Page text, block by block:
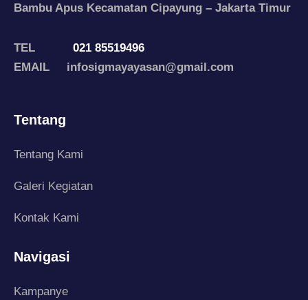
Bambu Apus Kecamatan Cipayung – Jakarta Timur
TEL
021 85519496
EMAIL infosigmayayasan@gmail.com
Tentang
Tentang Kami
Galeri Kegiatan
Kontak Kami
Navigasi
Kampanye